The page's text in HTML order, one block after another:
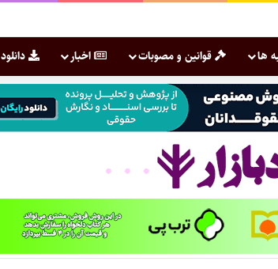
ها قوانین و مصوبات اخبار دانلود